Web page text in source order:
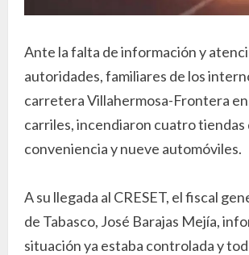
Ante la falta de información y
autoridades, familiares de los
carretera Villahermosa-Frontera en
carriles, incendiaron cuatro tiendas
conveniencia y nueve automóviles.
A su llegada al CRESET, el fiscal
de Tabasco, José Barajas Mejía,
situación ya estaba controlada y